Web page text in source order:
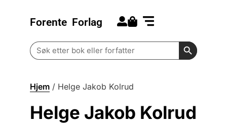
Forente Forlag
Search
for:
Search
Hjem / Helge Jakob Kolrud
Helge Jakob Kolrud